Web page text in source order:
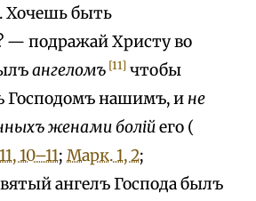
. Хочешь быть
— подражай Христу во
ангеломъ [11] чтобы
Господомъ нашимъ, и не
женами болійего (
10–11; Марк. 1, 2;
ангелъ Господа былъ